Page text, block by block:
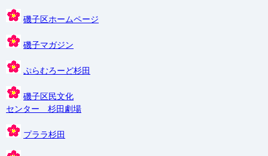
磯子区ホームページ
磯子マガジン
ぷらむろーど杉田
磯子区民文化
センター 杉田劇場
プララ杉田